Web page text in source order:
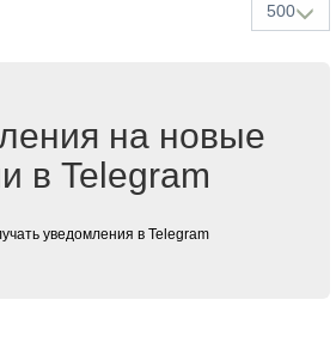
500
на новые
в Telegram
уведомления в Telegram